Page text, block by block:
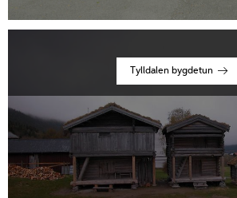
Tylldalen bygdetun